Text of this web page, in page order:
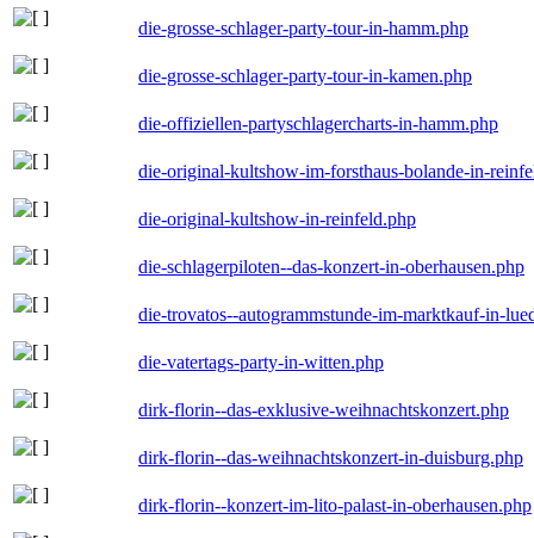
die-grosse-schlager-party-tour-in-hamm.php
die-grosse-schlager-party-tour-in-kamen.php
die-offiziellen-partyschlagercharts-in-hamm.php
die-original-kultshow-im-forsthaus-bolande-in-
die-original-kultshow-in-reinfeld.php
die-schlagerpiloten--das-konzert-in-oberhausen.php
die-trovatos--autogrammstunde-im-marktkauf-in-
die-vatertags-party-in-witten.php
dirk-florin--das-exklusive-weihnachtskonzert.php
dirk-florin--das-weihnachtskonzert-in-duisburg.php
dirk-florin--konzert-im-lito-palast-in-oberhausen.php